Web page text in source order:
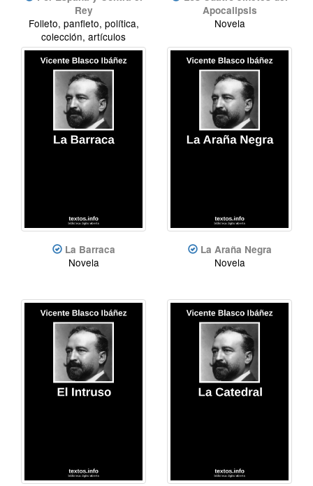
Rey
Folleto, panfleto, política,
colección, artículos
Apocalipsis
Novela
La Barraca
Novela
La Araña Negra
Novela